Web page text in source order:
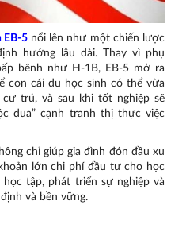
EB-5nổi lên như một chiến lược
hướng lâu dài. Thay vì phụ
bênh như H-1B, EB-5 mở ra
con cái du học sinh có thể vừa
trú, và sau khi tốt nghiệp sẽ
đua” cạnh tranh thị thực việc
chỉ giúp gia đình đón đầu xu
lớn chi phí đầu tư cho học
tập, phát triển sự nghiệp và
và bền vững.